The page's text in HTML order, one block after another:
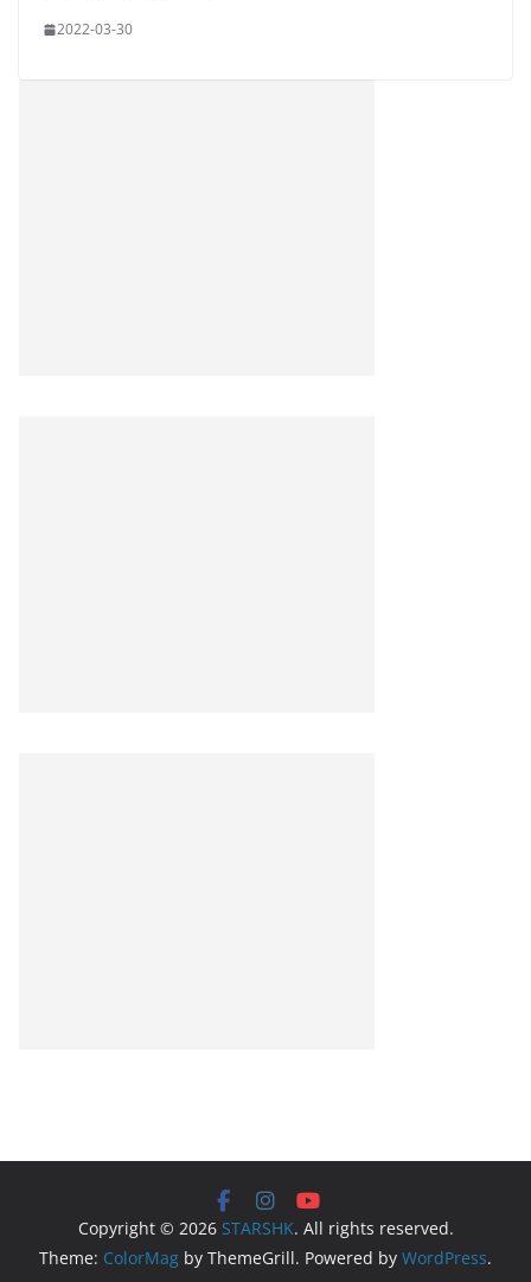
2022-03-30
Copyright © 2026 STARSHK. All rights reserved.
Theme: ColorMag by ThemeGrill. Powered by WordPress.